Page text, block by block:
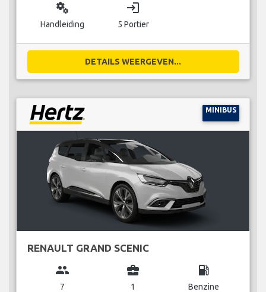
miscellaneous_services
Handleiding
login
5 Portier
DETAILS WEERGEVEN...
MINIBUS
RENAULT GRAND SCENIC
group
7
business_center
1
local_gas_station
Benzine